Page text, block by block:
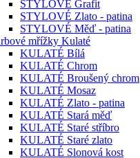
STYLOVÉ Grafit
STYLOVÉ Zlato - patina
STYLOVÉ Měď - patina
mřížky Kulaté
KULATÉ Bílá
KULATÉ Chrom
KULATÉ Broušený chrom
KULATÉ Mosaz
KULATÉ Zlato - patina
KULATÉ Stará měď
KULATÉ Staré stříbro
KULATÉ Staré zlato
KULATÉ Slonová kost